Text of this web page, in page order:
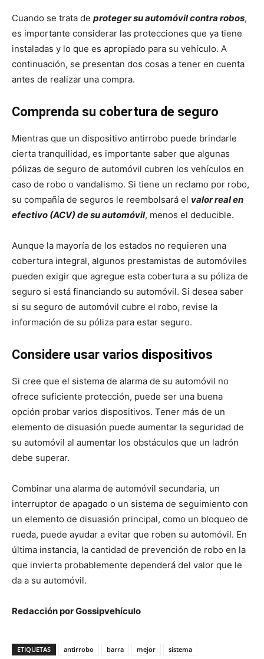
Cuando se trata de proteger su automóvil contra robos,
es importante considerar las protecciones que ya tiene
instaladas y lo que es apropiado para su vehículo. A
continuación, se presentan dos cosas a tener en cuenta
antes de realizar una compra.
Comprenda su cobertura de seguro
Mientras que un dispositivo antirrobo puede brindarle
cierta tranquilidad, es importante saber que algunas
pólizas de seguro de automóvil cubren los vehículos en
caso de robo o vandalismo. Si tiene un reclamo por robo,
su compañía de seguros le reembolsará el valor real en
efectivo (ACV) de su automóvil, menos el deducible.
Aunque la mayoría de los estados no requieren una
cobertura integral, algunos prestamistas de automóviles
pueden exigir que agregue esta cobertura a su póliza de
seguro si está financiando su automóvil. Si desea saber
si su seguro de automóvil cubre el robo, revise la
información de su póliza para estar seguro.
Considere usar varios dispositivos
Si cree que el sistema de alarma de su automóvil no
ofrece suficiente protección, puede ser una buena
opción probar varios dispositivos. Tener más de un
elemento de disuasión puede aumentar la seguridad de
su automóvil al aumentar los obstáculos que un ladrón
debe superar.
Combinar una alarma de automóvil secundaria, un
interruptor de apagado o un sistema de seguimiento con
un elemento de disuasión principal, como un bloqueo de
rueda, puede ayudar a evitar que roben su automóvil. En
última instancia, la cantidad de prevención de robo en la
que invierta probablemente dependerá del valor que le
da a su automóvil.
Redacción por Gossipvehículo
ETIQUETAS antirrobo barra mejor sistema